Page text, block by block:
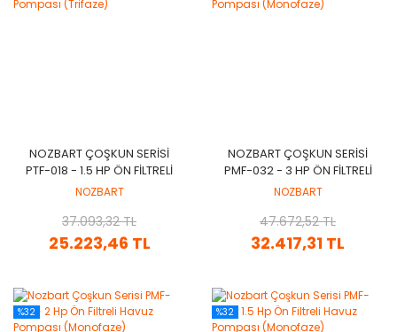
NOZBART ÇOŞKUN SERISI
PTF-018 - 1.5 HP ÖN FILTRELI
HAVUZ POMPASI (TRIFAZE)
NOZBART
25.223,46 TL
37.093,32 TL
NOZBART ÇOŞKUN SERISI
PMF-032 - 3 HP ÖN FILTRELI
HAVUZ POMPASI
NOZBART
32.417,31 TL
47.672,52 TL
%32 %32